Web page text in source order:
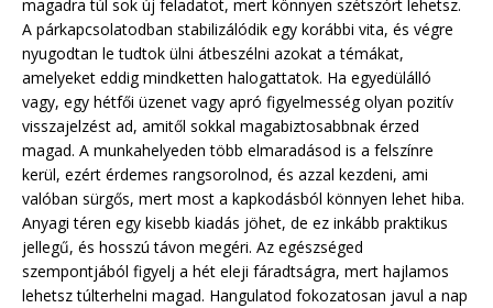
magadra túl sok új feladatot, mert könnyen szétszórt lehetsz.
A párkapcsolatodban stabilizálódik egy korábbi vita, és végre
nyugodtan le tudtok ülni átbeszélni azokat a témákat,
amelyeket eddig mindketten halogattatok. Ha egyedülálló
vagy, egy hétfői üzenet vagy apró figyelmesség olyan pozitív
visszajelzést ad, amitől sokkal magabiztosabbnak érzed
magad. A munkahelyeden több elmaradásod is a felszínre
kerül, ezért érdemes rangsorolnod, és azzal kezdeni, ami
valóban sürgős, mert most a kapkodásból könnyen lehet hiba.
Anyagi téren egy kisebb kiadás jöhet, de ez inkább praktikus
jellegű, és hosszú távon megéri. Az egészséged
szempontjából figyelj a hét eleji fáradtságra, mert hajlamos
lehetsz túlterhelni magad. Hangulatod fokozatosan javul a nap